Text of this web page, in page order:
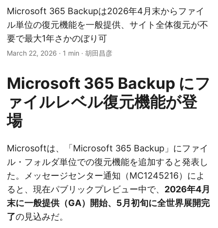
Microsoft 365 Backupは2026年4月末からファイ
ル単位の復元機能を一般提供、サイト全体復元が不
要で最大1年さかのぼり可
March 22, 2026 · 1 min · 胡田昌彦
Microsoft 365 Backup にフ
ァイルレベル復元機能が登
場
Microsoftは、「Microsoft 365 Backup」にファイ
ル・フォルダ単位での復元機能を追加すると発表し
た。メッセージセンター通知（MC1245216）によ
ると、現在パブリックプレビュー中で、 2026年4月
末に一般提供（GA）開始、5月初旬に全世界展開完
了の見込みだ。